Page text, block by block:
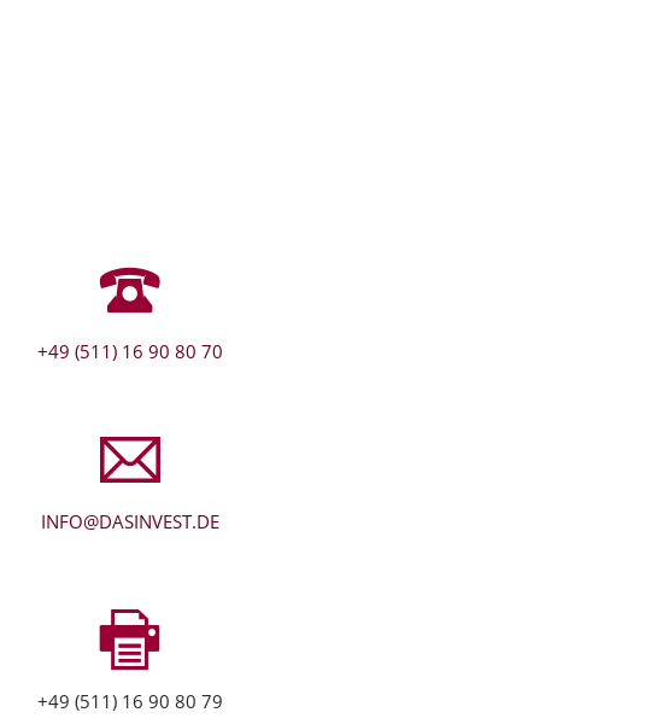
+49 (511) 16 90 80 70
INFO@DASINVEST.DE
+49 (511) 16 90 80 79